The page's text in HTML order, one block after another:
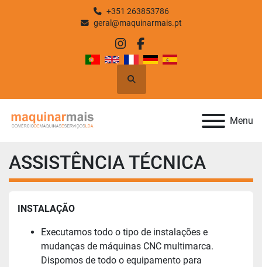
+351 263853786
geral@maquinarmais.pt
instagram
facebook
Pesquisar
Menu
ASSISTÊNCIA TÉCNICA
INSTALAÇÃO
Executamos todo o tipo de instalações e
mudanças de máquinas CNC multimarca.
Dispomos de todo o equipamento para